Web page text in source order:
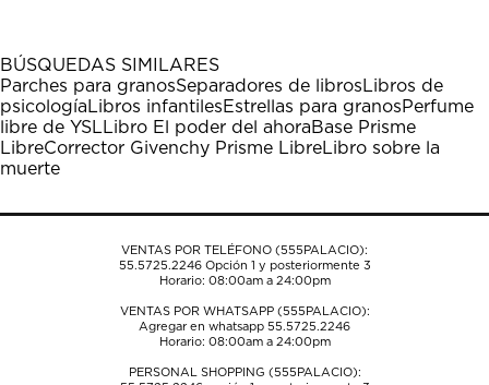
1
estrella
Esta
acción
abrirá
el
formulario
envío.
estrellas.
Esta
acción
abrirá
el
formulario
envío.
estrellas.
Esta
acción
abrirá
el
envío.
estrellas.
Esta
acción
abrirá
el
envío.
estrellas.
Esta
acción
abrirá
el
envío.
BÚSQUEDAS SIMILARES
Parches para granosSeparadores de libros Libros de
psicología Libros infantilesEstrellas para granosPerfume
libre de YSL Libro El poder del ahoraBase Prisme
LibreCorrector Givenchy Prisme LibreLibro sobre la
muerte
VENTAS POR TELÉFONO (555PALACIO):
55.5725.2246Opción 1 y posteriormente 3
Horario: 08:00am a 24:00pm
VENTAS POR WHATSAPP (555PALACIO):
Agregar en whatsapp 55.5725.2246
Horario: 08:00am a 24:00pm
PERSONAL SHOPPING (555PALACIO):